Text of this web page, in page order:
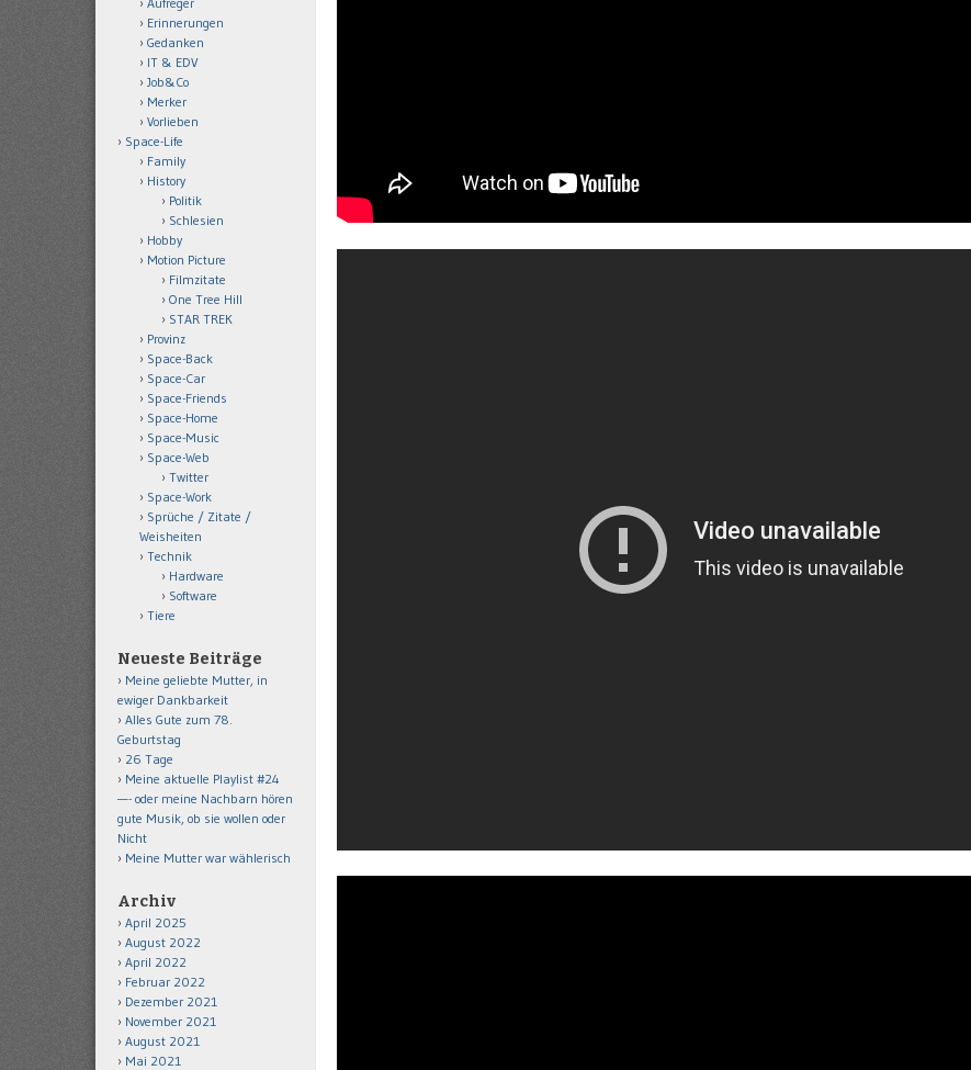
Erinnerungen
Gedanken
IT & EDV
Job&Co
Merker
Vorlieben
Space-Life
Family
History
Politik
Schlesien
Hobby
Motion Picture
Filmzitate
One Tree Hill
STAR TREK
Provinz
Space-Back
Space-Car
Space-Friends
Space-Home
Space-Music
Space-Web
Twitter
Space-Work
Sprüche / Zitate /
Weisheiten
Technik
Hardware
Software
Tiere
Neueste Beiträge
Meine geliebte Mutter, in
ewiger Dankbarkeit
Alles Gute zum 78.
Geburtstag
26 Tage
Meine aktuelle Playlist #24
—- oder meine Nachbarn hören
gute Musik, ob sie wollen oder
Nicht
Meine Mutter war wählerisch
Archiv
April 2025
August 2022
April 2022
Februar 2022
Dezember 2021
November 2021
August 2021
Mai 2021